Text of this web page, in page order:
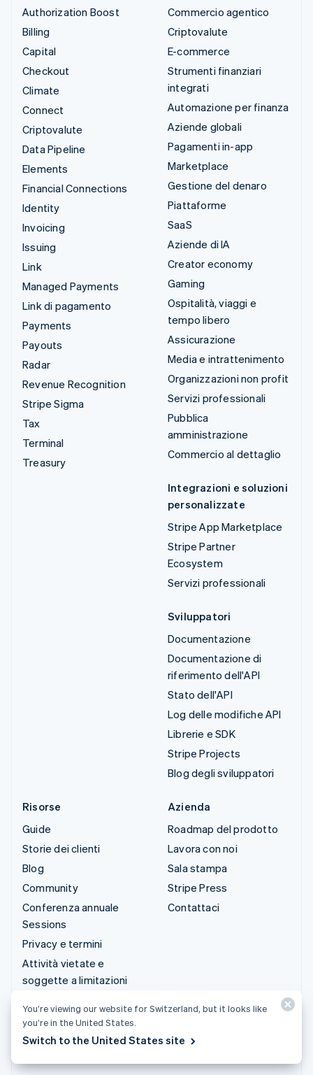
Authorization Boost
Billing
Capital
Checkout
Climate
Connect
Criptovalute
Data Pipeline
Elements
Financial Connections
Identity
Invoicing
Issuing
Link
Managed Payments
Link di pagamento
Payments
Payouts
Radar
Revenue Recognition
Stripe Sigma
Tax
Terminal
Treasury
Commercio agentico
Criptovalute
E-commerce
Strumenti finanziari
integrati
Automazione per finanza
Aziende globali
Pagamenti in-app
Marketplace
Gestione del denaro
Piattaforme
SaaS
Aziende di IA
Creator economy
Gaming
Ospitalità, viaggi e
tempo libero
Assicurazione
Media e intrattenimento
Organizzazioni non profit
Servizi professionali
Pubblica
amministrazione
Commercio al dettaglio
Integrazioni e soluzioni
personalizzate
Stripe App Marketplace
Stripe Partner
Ecosystem
Servizi professionali
Sviluppatori
Documentazione
Documentazione di
riferimento dell'API
Stato dell'API
Log delle modifiche API
Librerie e SDK
Stripe Projects
Blog degli sviluppatori
Risorse
Guide
Storie dei clienti
Blog
Community
Conferenza annuale
Sessions
Privacy e termini
Attività vietate e
soggette a limitazioni
Mappa del sito
Impostazioni per i cookie
Azienda
Roadmap del prodotto
Lavora con noi
Sala stampa
Stripe Press
Contattaci
You’re viewing our website for Switzerland, but it looks like
you’re in the United States.
Switch to the United States site